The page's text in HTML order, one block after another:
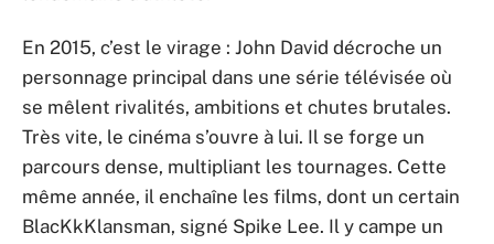
En 2015, c’est le virage : John David décroche un
personnage principal dans une série télévisée où
se mêlent rivalités, ambitions et chutes brutales.
Très vite, le cinéma s’ouvre à lui. Il se forge un
parcours dense, multipliant les tournages. Cette
même année, il enchaîne les films, dont un certain
BlacKkKlansman, signé Spike Lee. Il y campe un